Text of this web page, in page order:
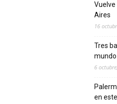
Vuelve
Aires
16
Tres
mundo
6
en